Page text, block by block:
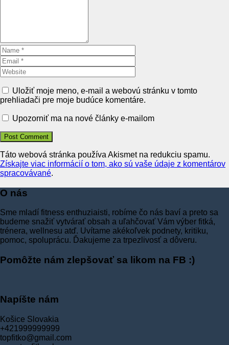
Uložiť moje meno, e-mail a webovú stránku v tomto
prehliadači pre moje budúce komentáre.
Upozorniť ma na nové články e-mailom
Táto webová stránka používa Akismet na redukciu spamu.
Získajte viac informácií o tom, ako sú vaše údaje z komentárov
spracovávané.
O nás
Sme mladí fitness enthuziaisti, robíme čo nás baví a preto sa
budeme snažiť vytvárať obsah a uľahčovať Vám výber fitká,
trénera, wellnesu atď. Uvítame akékoľvek podnety, kritiku,
pomoc, spoluprácu. Ďakujeme za trpezlivosť a dôveru.
Pomôžte nám zlepšovať sa likom na FB :)
Napíšte nám
Košice Slovakia
+421999999999
topfitko@gmail.com